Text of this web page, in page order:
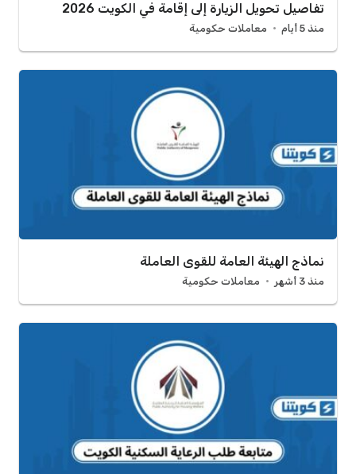
تفاصيل تحويل الزيارة إلى إقامة في الكويت 2026
منذ 5 أيام معاملات حكومية
نماذج الهيئة العامة للقوى العاملة
منذ 3 أشهر معاملات حكومية